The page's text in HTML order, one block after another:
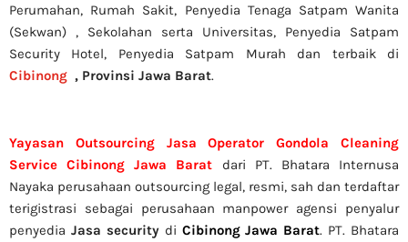
Perumahan, Rumah Sakit, Penyedia Tenaga Satpam Wanita
(Sekwan) , Sekolahan serta Universitas, Penyedia Satpam
Security Hotel, Penyedia Satpam Murah dan terbaik di
Cibinong , Provinsi Jawa Barat.
Yayasan Outsourcing Jasa Operator Gondola Cleaning
Service Cibinong Jawa Barat
dari PT. Bhatara Internusa
Nayaka perusahaan outsourcing legal, resmi, sah dan terdaftar
terigistrasi sebagai perusahaan manpower agensi penyalur
penyedia Jasa securitydi Cibinong Jawa Barat. PT. Bhatara